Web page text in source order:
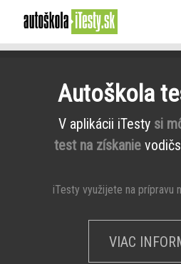
Autoškola
V aplikácii iTesty si
test na získanie
iTesty využijete na prípravu
VIAC